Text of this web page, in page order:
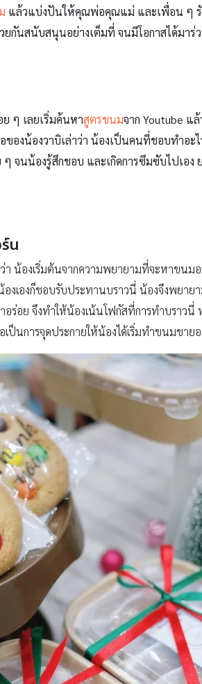
แล้วแบ่งปันให้คุณพ่อคุณแม่ และเพื่อน ๆ รั
กันสนับสนุนอย่างเต็มที่ จนมีโอกาสได้มาร่ว
ๆ เลยเริ่มค้นหาสูตรขนมจาก Youtube แ
องน้องวาบิเล่าว่า น้องเป็นคนที่ชอบทำอะไ
จนน้องรู้สึกชอบ และเกิดการซึมซับไปเอง
น
น้องเริ่มต้นจากความพยายามที่จะหาขนม
น้องเองก็ชอบรับประทานบราวนี่ น้องจึงพย
ร่อย จึงทำให้น้องเน้นโฟกัสที่การทำบราวนี่
นการจุดประกายให้น้องได้เริ่มทำขนมขายอ